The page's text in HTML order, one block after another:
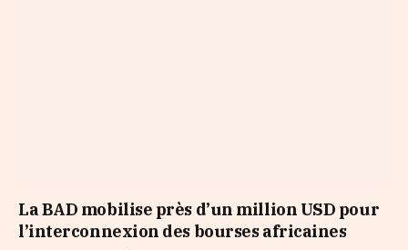
La BAD mobilise près d’un million USD pour
l’interconnexion des bourses africaines